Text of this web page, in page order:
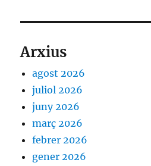
Arxius
agost 2026
juliol 2026
juny 2026
març 2026
febrer 2026
gener 2026